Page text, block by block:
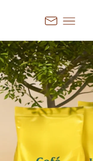
Kontakt
Twojego